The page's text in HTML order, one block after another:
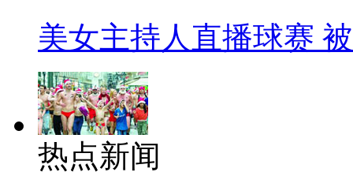
美女主持人直播球赛
热点新闻